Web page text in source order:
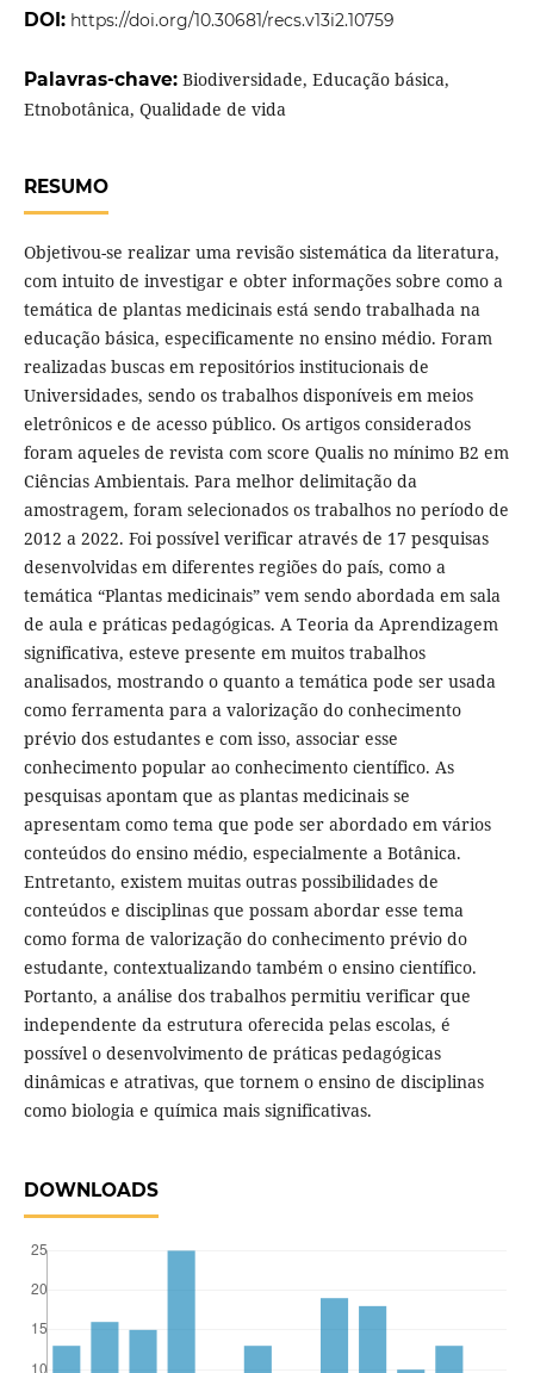
DOI: https://doi.org/10.30681/recs.v13i2.10759
Palavras-chave: Biodiversidade, Educação básica,
Etnobotânica, Qualidade de vida
RESUMO
Objetivou-se realizar uma revisão sistemática da literatura,
com intuito de investigar e obter informações sobre como a
temática de plantas medicinais está sendo trabalhada na
educação básica, especificamente no ensino médio. Foram
realizadas buscas em repositórios institucionais de
Universidades, sendo os trabalhos disponíveis em meios
eletrônicos e de acesso público. Os artigos considerados
foram aqueles de revista com score Qualis no mínimo B2 em
Ciências Ambientais. Para melhor delimitação da
amostragem, foram selecionados os trabalhos no período de
2012 a 2022. Foi possível verificar através de 17 pesquisas
desenvolvidas em diferentes regiões do país, como a
temática “Plantas medicinais” vem sendo abordada em sala
de aula e práticas pedagógicas. A Teoria da Aprendizagem
significativa, esteve presente em muitos trabalhos
analisados, mostrando o quanto a temática pode ser usada
como ferramenta para a valorização do conhecimento
prévio dos estudantes e com isso, associar esse
conhecimento popular ao conhecimento científico. As
pesquisas apontam que as plantas medicinais se
apresentam como tema que pode ser abordado em vários
conteúdos do ensino médio, especialmente a Botânica.
Entretanto, existem muitas outras possibilidades de
conteúdos e disciplinas que possam abordar esse tema
como forma de valorização do conhecimento prévio do
estudante, contextualizando também o ensino científico.
Portanto, a análise dos trabalhos permitiu verificar que
independente da estrutura oferecida pelas escolas, é
possível o desenvolvimento de práticas pedagógicas
dinâmicas e atrativas, que tornem o ensino de disciplinas
como biologia e química mais significativas.
DOWNLOADS